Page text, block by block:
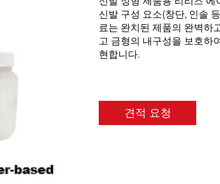
신발 구성 요소(창단, 인솔
료는 완치된 제품의 완벽하
고 금형의 내구성을 보호하
현합니다.
견적 요청